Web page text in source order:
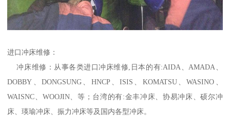
进口冲床维修：
冲床维修：从事各类进口冲床维修,日本的有:AIDA、AMADA、
DOBBY、DONGSUNG、HNCP、ISIS、KOMATSU、WASINO、
WAISNC、WOOJIN、等；台湾的有:金丰冲床、协易冲床、硕尔冲
床、瑛瑜冲床、振力冲床等及国内各型冲床。